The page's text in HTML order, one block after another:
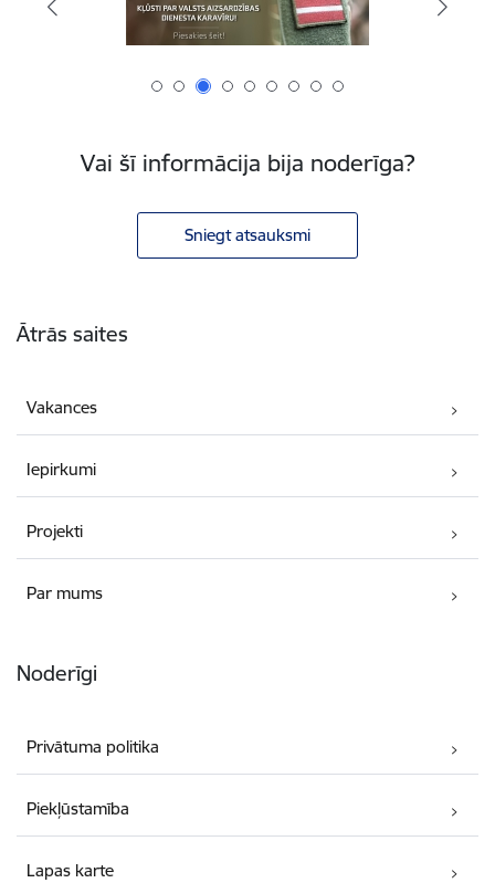
Vai šī informācija bija noderīga?
Sniegt atsauksmi
Ātrās saites
Vakances
Iepirkumi
Projekti
Par mums
Noderīgi
Privātuma politika
Piekļūstamība
Lapas karte